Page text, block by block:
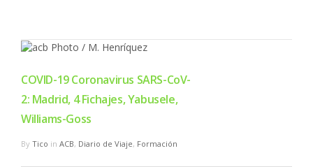
COVID-19 Coronavirus SARS-CoV-
2: Madrid, 4 Fichajes, Yabusele,
Williams-Goss
By Tico in ACB, Diario de Viaje, Formación